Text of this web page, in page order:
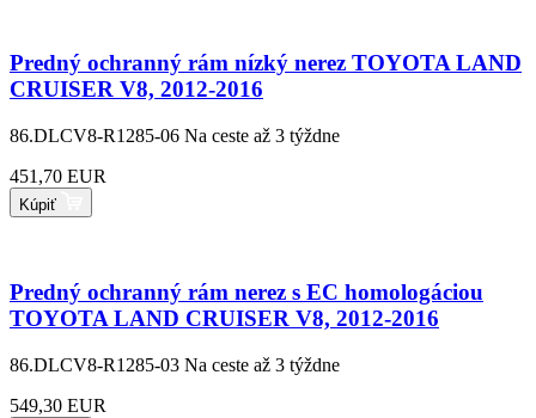
Predný ochranný rám nízký nerez TOYOTA LAND
CRUISER V8, 2012-2016
86.DLCV8-R1285-06 Na ceste až 3 týždne
451,70 EUR
Kúpiť
Predný ochranný rám nerez s EC homologáciou
TOYOTA LAND CRUISER V8, 2012-2016
86.DLCV8-R1285-03 Na ceste až 3 týždne
549,30 EUR